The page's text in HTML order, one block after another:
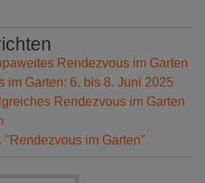
Rendezvous im Garten
im Garten: 6. bis 8. Juni 2025
Rendezvous im Garten
"Rendezvous im Garten"